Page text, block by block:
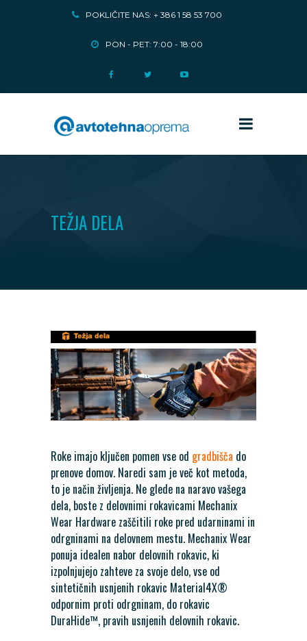
POKLIČITE NAS: + 386 1 58 53 700
PON - PET: 7:00 - 18:00
TEŽJA DELA
Roke imajo ključen pomen vse od gradbišča do
prenove domov. Naredi sam je več kot metoda,
to je način življenja. Ne glede na naravo vašega
dela, boste z delovnimi rokavicami Mechanix
Wear Hardware zaščitili roke pred udarninami in
odrgninami na delovnem mestu. Mechanix Wear
ponuja idealen nabor delovnih rokavic, ki
izpolnjujejo zahteve za svoje delo, vse od
sintetičnih usnjenih rokavic Material4X®
odpornim proti odrgninam, do rokavic
DuraHide™, pravih usnjenih delovnih rokavic.